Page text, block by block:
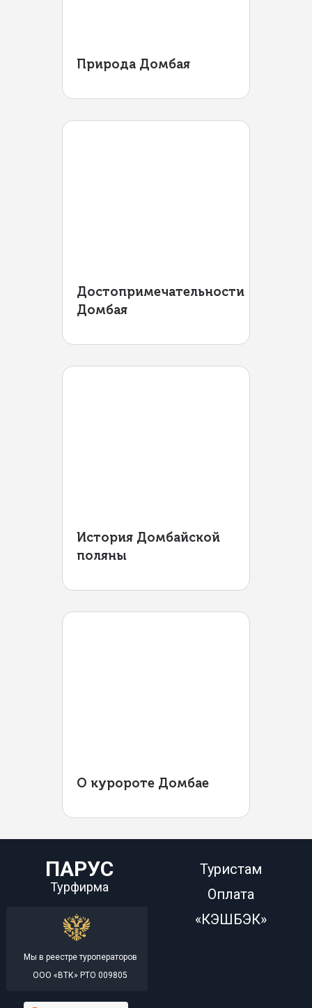
Природа Домбая
Достопримечательности
Домбая
История Домбайской
поляны
О куророте Домбае
ПАРУС
Турфирма
Мы в реестре туроператоров
ООО «ВТК» РТО 009805
Туристам
Оплата
«КЭШБЭК»